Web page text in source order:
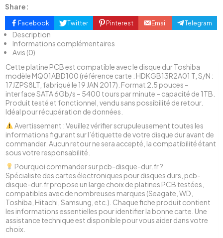
Share:
Facebook Twitter Pinterest Email Telegram
Description
Informations complémentaires
Avis (0)
Cette platine PCB est compatible avec le disque dur Toshiba
modèle MQ01ABD100 (référence carte : HDKGB13R2A01 T, S/N :
17JZPS8LT, fabriqué le 19 JAN 2017). Format 2.5 pouces –
interface SATA 6Gb/s – 5400 tours par minute – capacité de 1TB.
Produit testé et fonctionnel, vendu sans possibilité de retour.
Idéal pour récupération de données.
Avertissement : Veuillez vérifier scrupuleusement toutes les
informations figurant sur l’étiquette de votre disque dur avant de
commander. Aucun retour ne sera accepté, la compatibilité étant
sous votre responsabilité.
Pourquoi commander sur pcb-disque-dur.fr ?
Spécialiste des cartes électroniques pour disques durs, pcb-
disque-dur.fr propose un large choix de platines PCB testées,
compatibles avec de nombreuses marques (Seagate, WD,
Toshiba, Hitachi, Samsung, etc.). Chaque fiche produit contient
les informations essentielles pour identifier la bonne carte. Une
assistance technique est disponible pour vous aider dans votre
choix.